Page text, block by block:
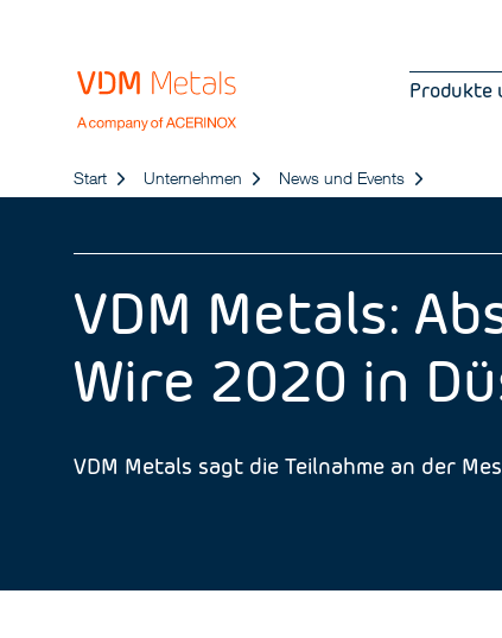
Produkte
Start Unternehmen News und Events
VDM Metals:
Wire 2020 in
VDM Metals sagt die Teilnahme an der